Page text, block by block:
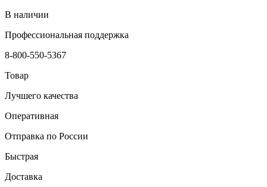
В наличии
Профессиональная поддержка
8-800-550-5367
Товар
Лучшего качества
Оперативная
Отправка по России
Быстрая
Доставка